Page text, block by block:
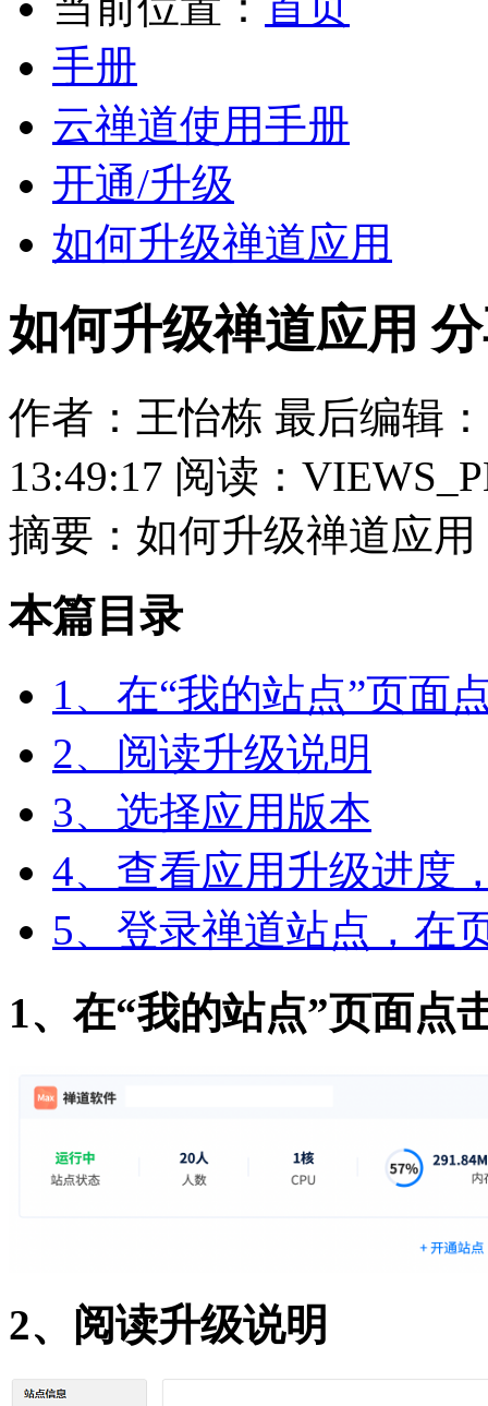
手册
云禅道使用手册
开通/升级
如何升级禅道应用
如何升级禅道应用
作者：王怡栋 最后编辑：
13:49:17 阅读：
摘要：如何升级禅道应用
本篇目录
1、在“我的站点”页面
2、阅读升级说明
3、选择应用版本
4、查看应用升级进度
5、登录禅道站点，在
1、在“我的站点”页面点
2、阅读升级说明